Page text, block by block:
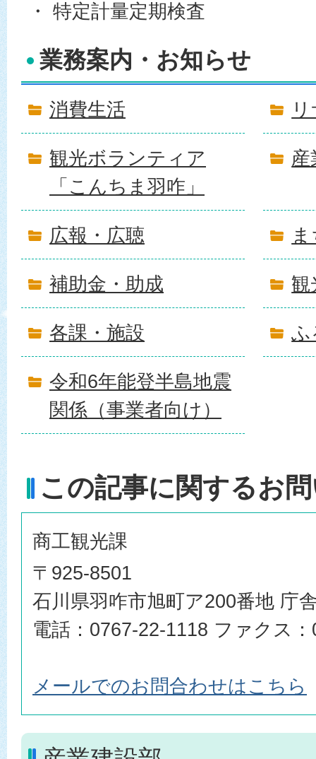
・ 特定計量定期検査
業務案内・お知らせ
消費生活
観光ボランティア
「こんちま羽咋」
産
広報・広聴
補助金・助成 観
各課・施設 ふ
令和6年能登半島地震
関係（事業者向け）
この記事に関するお
商工観光課
〒925-8501
石川県羽咋市旭町ア200番地 庁
電話：0767-22-1118 ファクス
メールでのお問合わせはこちら